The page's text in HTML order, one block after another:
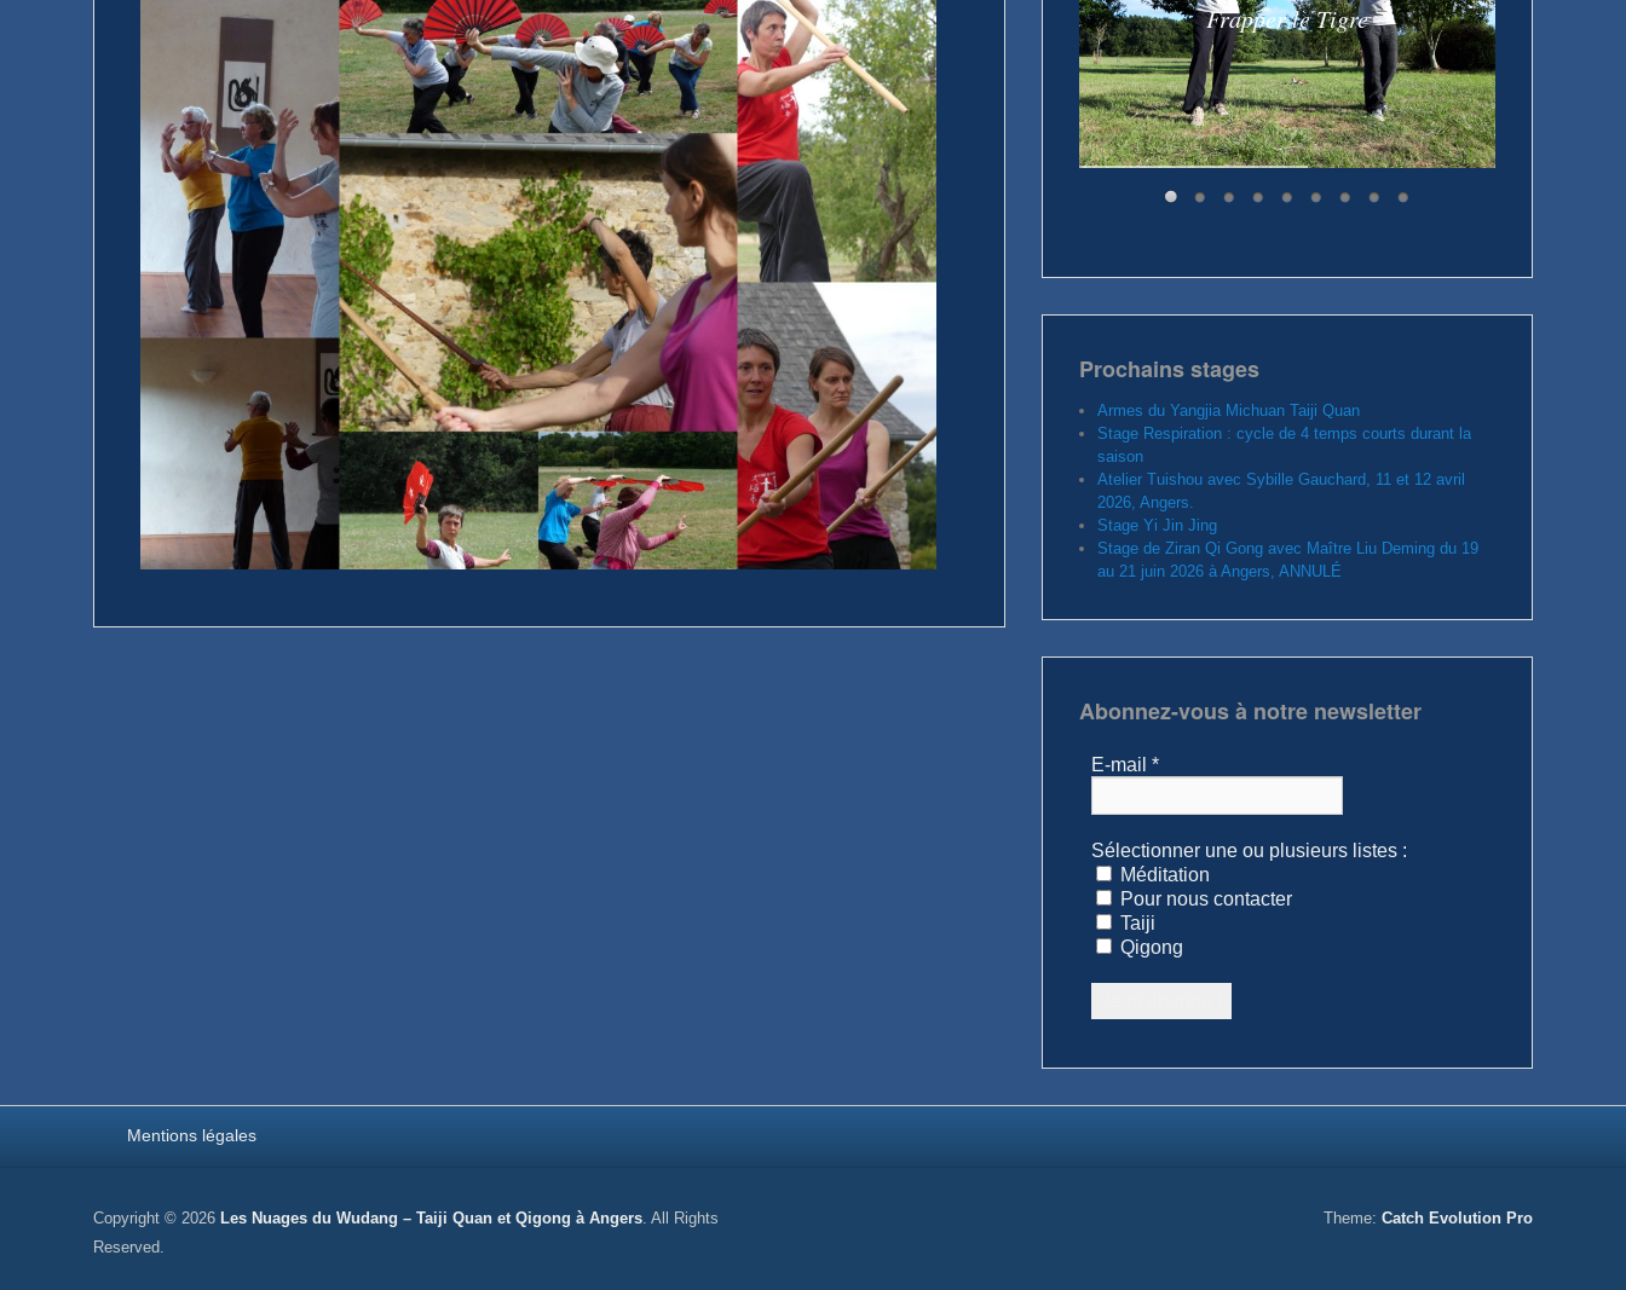
Frapper le Tigre
Prochains stages
Armes du Yangjia Michuan Taiji Quan
Stage Respiration : cycle de 4 temps courts durant la
saison
Atelier Tuishou avec Sybille Gauchard, 11 et 12 avril
2026, Angers.
Stage Yi Jin Jing
Stage de Ziran Qi Gong avec Maître Liu Deming du 19
au 21 juin 2026 à Angers, ANNULÉ
Abonnez-vous à notre newsletter
E-mail *
Sélectionner une ou plusieurs listes :
Méditation
Pour nous contacter
Taiji
Qigong
Mentions légales
Copyright © 2026 Les Nuages du Wudang – Taiji Quan et Qigong à Angers. All Rights
Reserved.
Theme: Catch Evolution Pro